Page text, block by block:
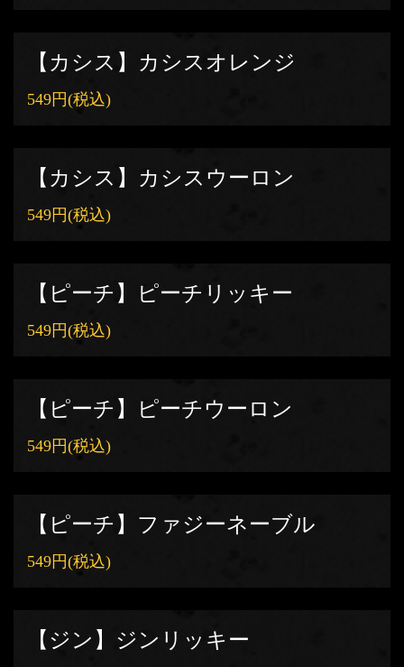
【カシス】カシスオレンジ
549円(税込)
【カシス】カシスウーロン
549円(税込)
【ピーチ】ピーチリッキー
549円(税込)
【ピーチ】ピーチウーロン
549円(税込)
【ピーチ】ファジーネーブル
549円(税込)
【ジン】ジンリッキー